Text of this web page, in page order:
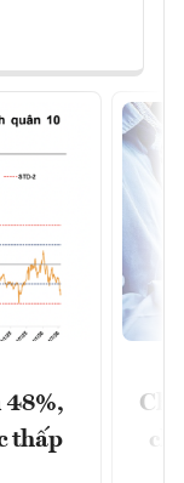
48%,
thấp